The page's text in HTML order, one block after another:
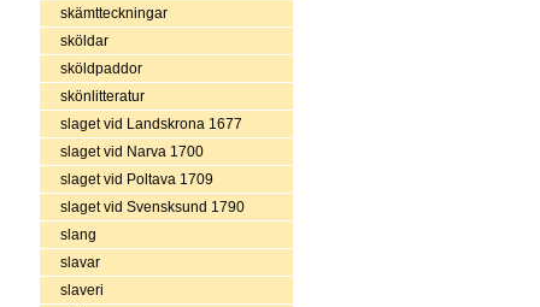
skämtteckningar
sköldar
sköldpaddor
skönlitteratur
slaget vid Landskrona 1677
slaget vid Narva 1700
slaget vid Poltava 1709
slaget vid Svensksund 1790
slang
slavar
slaveri